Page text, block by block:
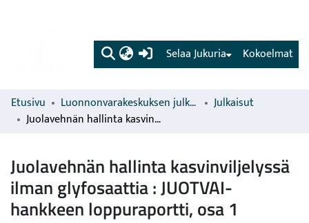
(current) Kokoelmat
Selaa Jukuria
Etusivu Luonnonvarakeskuksen julkaisut
Julkaisut
Juolavehnän hallinta kasvinviljelyssä ilman glyfosaattia : JUOTVAI-hankkeen loppuraportti, osa 1
Juolavehnän hallinta kasvinviljelyssä
ilman glyfosaattia : JUOTVAI-
hankkeen loppuraportti, osa 1